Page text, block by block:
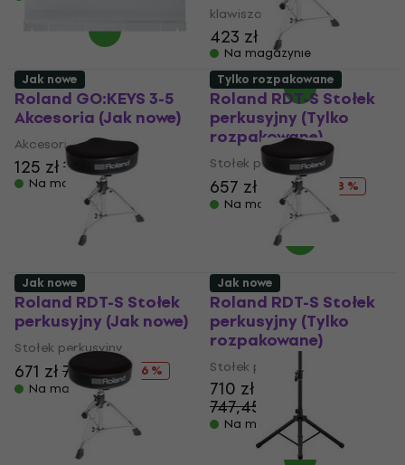
klawiszowy
423 zł 439,56 zł
Na magazynie
Roland GO:KEYS 3-5
Akcesoria (Jak nowe)
Akcesoria
125 zł131,67 zł
Na magazynie
Roland RDT-S Stołek
perkusyjny (Tylko
rozpakowane)
Stołek perkusyjny
657 zł 711 zł
- 8 %
Na magazynie
Jak nowe
Roland RDT-S Stołek
perkusyjny (Jak nowe)
Stołek perkusyjny
671 zł712 zł
- 6 %
Na magazynie
Tylko rozpakowane
Roland RDT-S Stołek
perkusyjny (Tylko
rozpakowane)
Stołek perkusyjny
710 zł
747,45 zł
Na magazynie
Jak nowe Jak nowe